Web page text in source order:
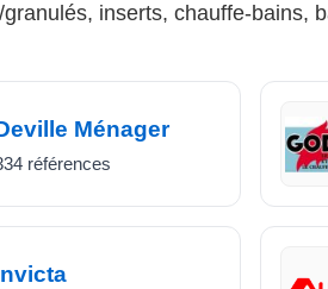
granulés, inserts, chauffe-bains,
Ménager
références